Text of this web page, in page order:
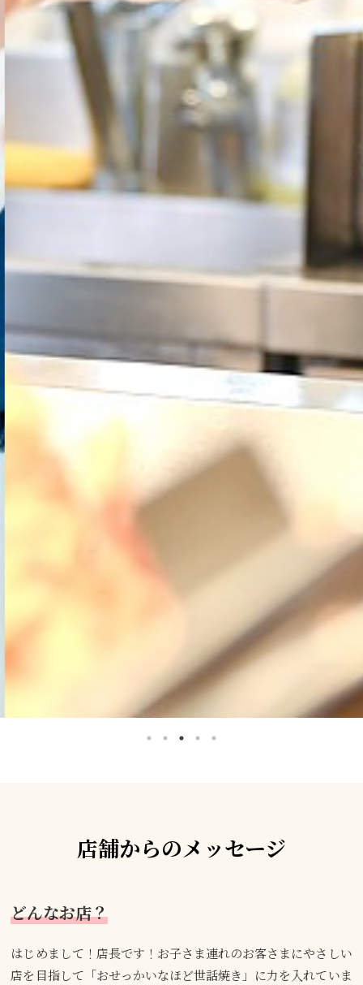
店舗からのメッセージ
どんなお店？
はじめまして！店長です！お子さま連れのお客さまにやさしい
店を目指して「おせっかいなほど世話焼き」に力を入れていま